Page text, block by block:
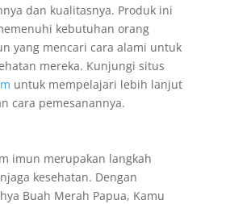
dan kualitasnya. Produk ini
kebutuhan orang
yang mencari cara alami untuk
mereka. Kunjungi situs
untuk mempelajari lebih lanjut
cara pemesanannya.
imun merupakan langkah
kesehatan. Dengan
Buah Merah Papua, Kamu